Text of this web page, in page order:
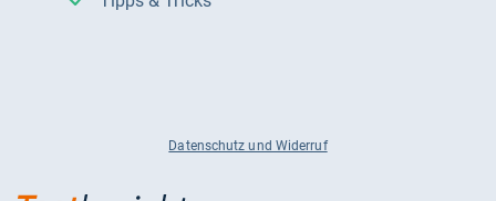
Datenschutz und Widerruf